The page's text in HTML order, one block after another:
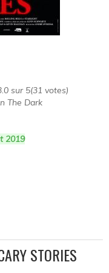
sur 5(31 votes)
The Dark
2019
STORIES